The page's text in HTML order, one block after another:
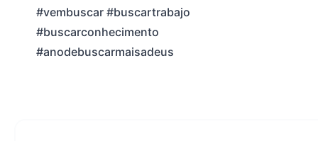
#vembuscar #buscartrabajo
#buscarconhecimento
#anodebuscarmaisadeus